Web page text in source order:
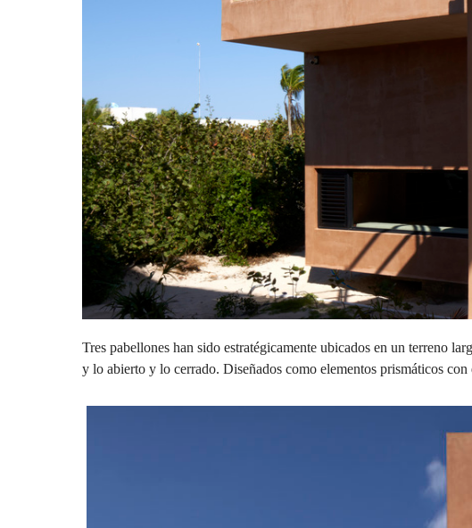
Tres pabellones han sido estratégicamente ubicados en un terreno
y lo abierto y lo cerrado. Diseñados como elementos prismáticos